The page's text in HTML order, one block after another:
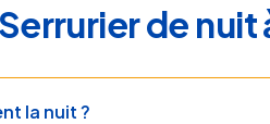
de nuit
la nuit ?